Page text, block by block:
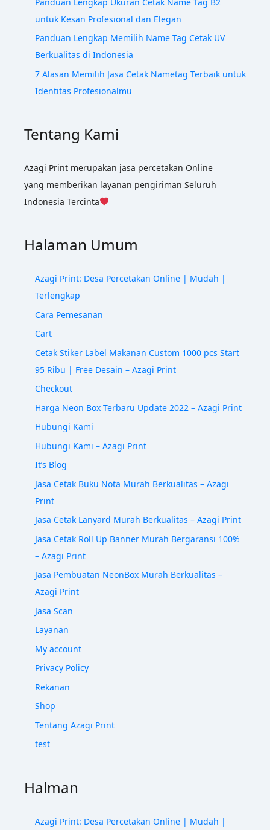
untuk Kesan Profesional dan Elegan
Panduan Lengkap Memilih Name Tag Cetak UV
Berkualitas di Indonesia
7 Alasan Memilih Jasa Cetak Nametag Terbaik untuk
Identitas Profesionalmu
Tentang Kami
Azagi Print merupakan jasa percetakan Online
yang memberikan layanan pengiriman Seluruh
Indonesia Tercinta
Halaman Umum
Azagi Print: Desa Percetakan Online | Mudah |
Terlengkap
Cara Pemesanan
Cart
Cetak Stiker Label Makanan Custom 1000 pcs Start
95 Ribu | Free Desain – Azagi Print
Checkout
Harga Neon Box Terbaru Update 2022 – Azagi Print
Hubungi Kami
Hubungi Kami – Azagi Print
It’s Blog
Jasa Cetak Buku Nota Murah Berkualitas – Azagi
Print
Jasa Cetak Lanyard Murah Berkualitas – Azagi Print
Jasa Cetak Roll Up Banner Murah Bergaransi 100%
– Azagi Print
Jasa Pembuatan NeonBox Murah Berkualitas –
Azagi Print
Jasa Scan
Layanan
My account
Privacy Policy
Rekanan
Shop
Tentang Azagi Print
test
Halman
Azagi Print: Desa Percetakan Online | Mudah |